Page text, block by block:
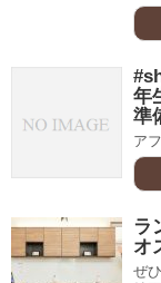
年
準
ア
ラ
オ
ぜ